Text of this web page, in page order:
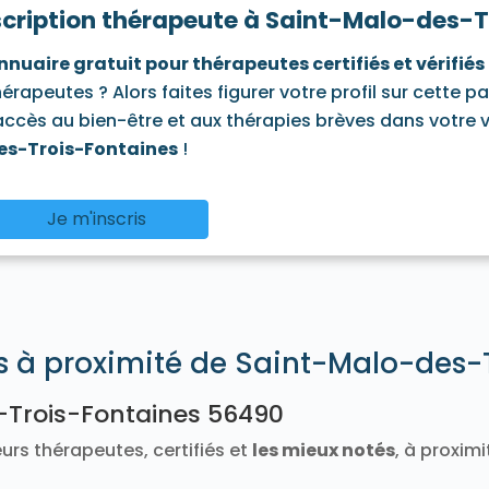
56660 Saint-Jean-la-Poterie 56350
Saint-
56380
du-Tertre 56910 Saint-Nolff 56250 Saint-Perreux
56120 Saint-Thuriau 56300 Saint-Tugdual 56540
Séné 56860 Sérent 56460 Silfiac 56480 Le
56130 Theix-Noyalo 56450 Le Tour-du-Parc 56370
La Trinité-Porhoët 56490
thérapeute à Saint-Malo-des-
gratuit pour thérapeutes certifiés et vérifiés
? Alors faites figurer votre profil sur cette
au bien-être et aux thérapies brèves dans votre
Trois-Fontaines !
Je m'inscris
à proximité de Saint-Malo-
Fontaines 56490
thérapeutes, certifiés et les mieux notés, à